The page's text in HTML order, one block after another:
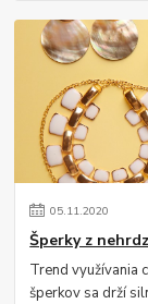
05.11.2020
Šperky z
Trend využívania
šperkov sa drží